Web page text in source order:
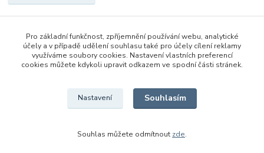
Zboží zařazeno v kategoriích
3 - 6 let
Pro holky
Pro základní funkčnost, zpříjemnění používání webu, analytické
účely a v případě udělení souhlasu také pro účely cílení reklamy
využíváme soubory cookies. Nastavení vlastních preferencí
cookies můžete kdykoli upravit odkazem ve spodní části stránek.
Nastavení Souhlasím
Souhlas můžete odmítnout zde.